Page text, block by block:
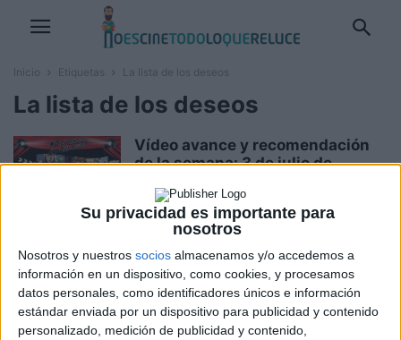
Su privacidad es importante para
nosotros
Nosotros y nuestros socios almacenamos y/o accedemos a
información en un dispositivo, como cookies, y procesamos
datos personales, como identificadores únicos e información
estándar enviada por un dispositivo para publicidad y contenido
personalizado, medición de publicidad y contenido,
Inicio Etiquetas La lista de los deseos
La lista de los deseos
Vídeo avance y recomendación
de la semana: 3 de julio de...
Boris M. - 3 julio, 2020
Estrenos de la semana: 3 de julio
de 2020
Boris M. - 3 julio, 2020